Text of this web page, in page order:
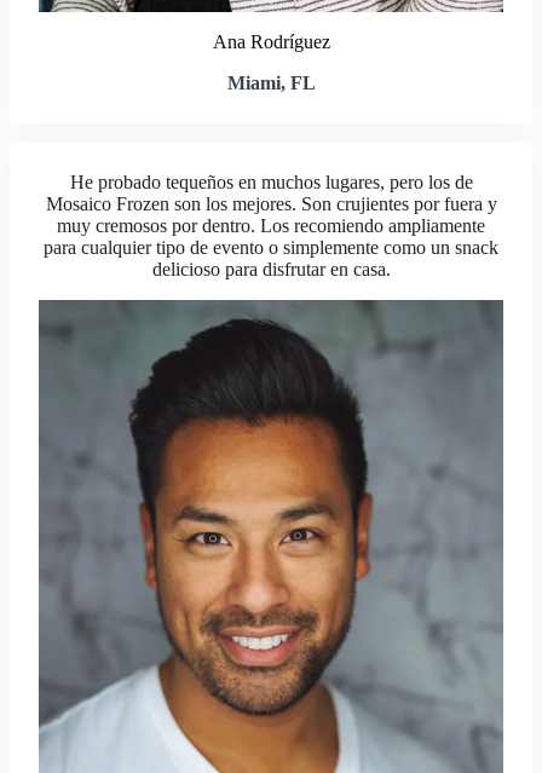
Ana Rodríguez
Miami, FL
He probado tequeños en muchos lugares, pero los de
Mosaico Frozen son los mejores. Son crujientes por fuera y
muy cremosos por dentro. Los recomiendo ampliamente
para cualquier tipo de evento o simplemente como un snack
delicioso para disfrutar en casa.